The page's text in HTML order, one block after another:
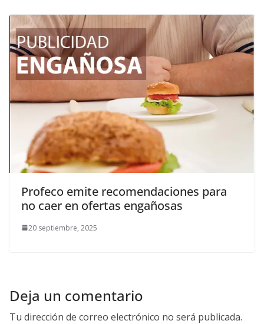
Profeco emite recomendaciones para
no caer en ofertas engañosas
20 septiembre, 2025
Deja un comentario
Tu dirección de correo electrónico no será publicada.